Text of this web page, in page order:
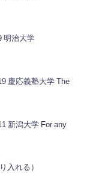
入れる）